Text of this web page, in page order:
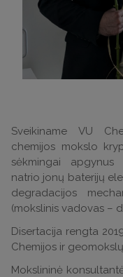
Sveikiname VU
chemijos mokslo
sėkmingai apgynus
natrio jonų baterijų
degradacijos
(mokslinis vadovas –
Disertacija rengta
Chemijos ir
Mokslininė